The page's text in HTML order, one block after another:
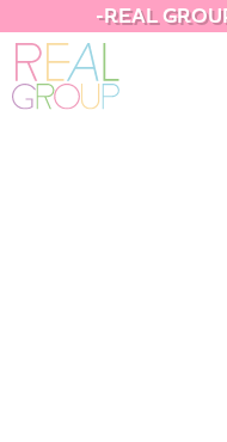
-REAL